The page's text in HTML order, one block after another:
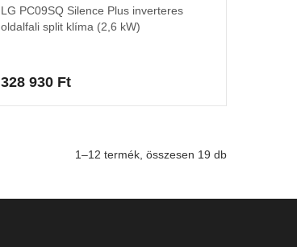
LG PC09SQ Silence Plus inverteres
oldalfali split klíma (2,6 kW)
328 930 Ft
1–12 termék, összesen 19 db